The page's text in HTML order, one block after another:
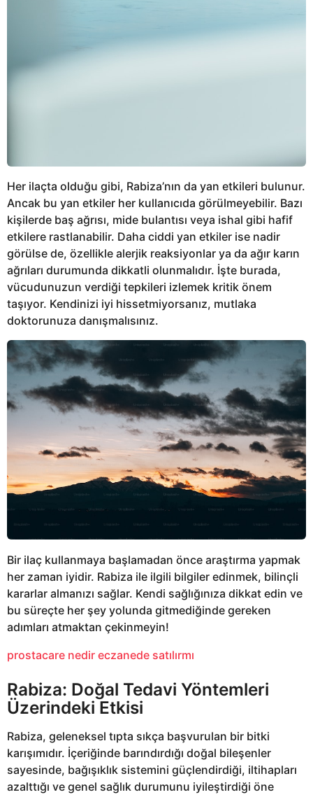
Her ilaçta olduğu gibi, Rabiza’nın da yan etkileri bulunur.
Ancak bu yan etkiler her kullanıcıda görülmeyebilir. Bazı
kişilerde baş ağrısı, mide bulantısı veya ishal gibi hafif
etkilere rastlanabilir. Daha ciddi yan etkiler ise nadir
görülse de, özellikle alerjik reaksiyonlar ya da ağır karın
ağrıları durumunda dikkatli olunmalıdır. İşte burada,
vücudunuzun verdiği tepkileri izlemek kritik önem
taşıyor. Kendinizi iyi hissetmiyorsanız, mutlaka
doktorunuza danışmalısınız.
Bir ilaç kullanmaya başlamadan önce araştırma yapmak
her zaman iyidir. Rabiza ile ilgili bilgiler edinmek, bilinçli
kararlar almanızı sağlar. Kendi sağlığınıza dikkat edin ve
bu süreçte her şey yolunda gitmediğinde gereken
adımları atmaktan çekinmeyin!
prostacare nedir eczanede satılırmı
Rabiza: Doğal Tedavi Yöntemleri
Üzerindeki Etkisi
Rabiza, geleneksel tıpta sıkça başvurulan bir bitki
karışımıdır. İçeriğinde barındırdığı doğal bileşenler
sayesinde, bağışıklık sistemini güçlendirdiği, iltihapları
azalttığı ve genel sağlık durumunu iyileştirdiği öne